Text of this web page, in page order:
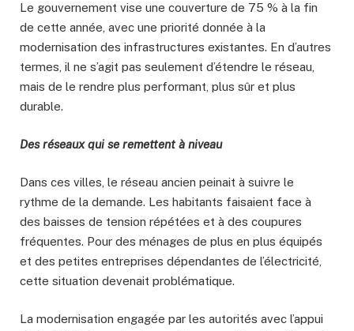
Le gouvernement vise une couverture de 75 % à la fin
de cette année, avec une priorité donnée à la
modernisation des infrastructures existantes. En d’autres
termes, il ne s’agit pas seulement d’étendre le réseau,
mais de le rendre plus performant, plus sûr et plus
durable.
Des réseaux qui se remettent à niveau
Dans ces villes, le réseau ancien peinait à suivre le
rythme de la demande. Les habitants faisaient face à
des baisses de tension répétées et à des coupures
fréquentes. Pour des ménages de plus en plus équipés
et des petites entreprises dépendantes de l’électricité,
cette situation devenait problématique.
La modernisation engagée par les autorités avec l’appui